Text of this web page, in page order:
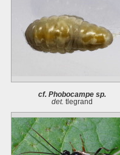
cf. Phobocampe sp.
det. tlegrand